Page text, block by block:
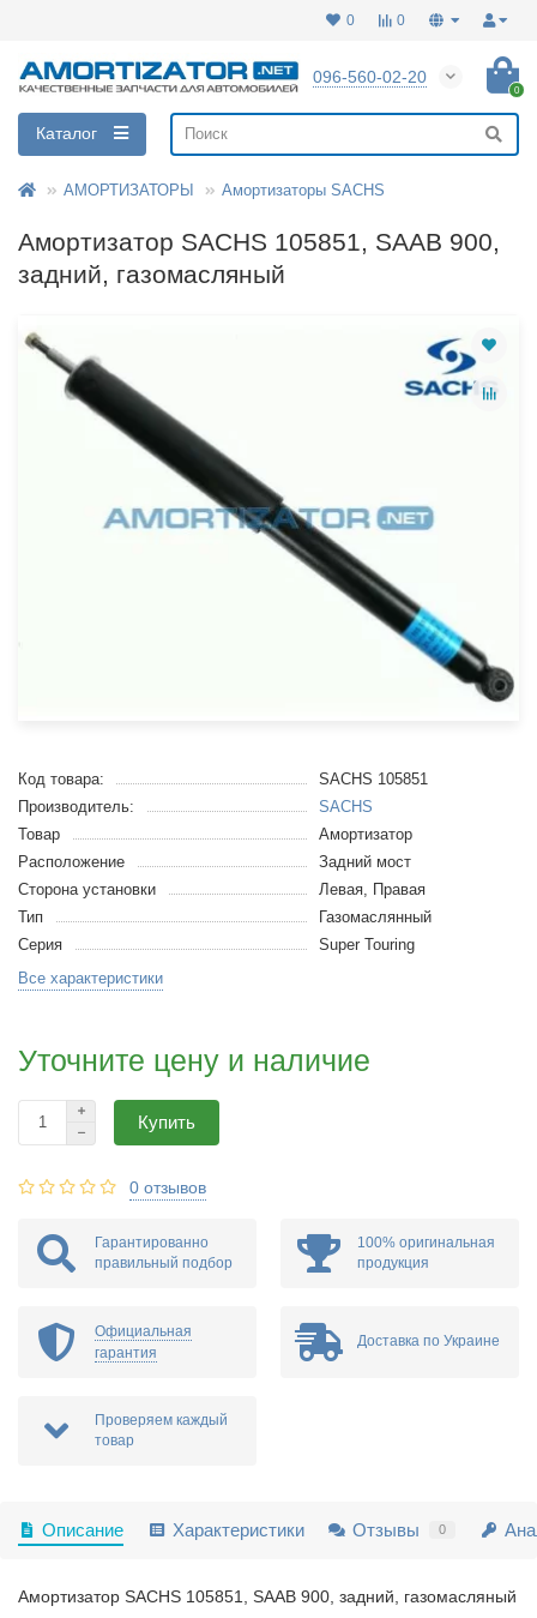
0
0
096-560-02-20
0
Каталог
АМОРТИЗАТОРЫ Амортизаторы SACHS
Амортизатор SACHS 105851, SAAB 900,
задний, газомасляный
Код товара:
SACHS 105851
Производитель:
SACHS
Товар
Амортизатор
Расположение
Задний мост
Сторона установки
Левая, Правая
Тип
Газомаслянный
Серия
Super Touring
Все характеристики
Уточните цену и наличие
Купить
0 отзывов
Гарантированно
правильный подбор
100% оригинальная
продукция
Официальная
гарантия
Доставка по Украине
Проверяем каждый
товар
Описание Характеристики Отзывы 0
Амортизатор SACHS 105851, SAAB 900, задний, газомасляный